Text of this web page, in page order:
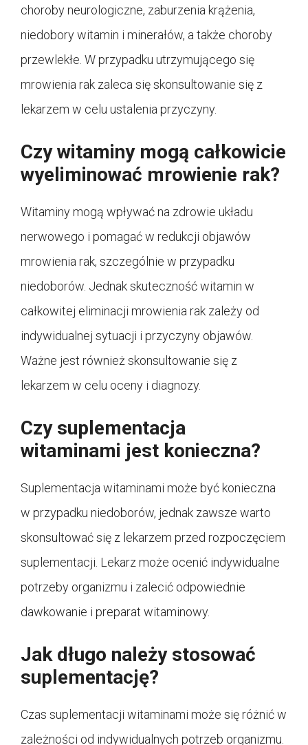
choroby neurologiczne, zaburzenia krążenia,
niedobory witamin i minerałów, a także choroby
przewlekłe. W przypadku utrzymującego się
mrowienia rak zaleca się skonsultowanie się z
lekarzem w celu ustalenia przyczyny.
Czy witaminy mogą całkowicie
wyeliminować mrowienie rak?
Witaminy mogą wpływać na zdrowie układu
nerwowego i pomagać w redukcji objawów
mrowienia rak, szczególnie w przypadku
niedoborów. Jednak skuteczność witamin w
całkowitej eliminacji mrowienia rak zależy od
indywidualnej sytuacji i przyczyny objawów.
Ważne jest również skonsultowanie się z
lekarzem w celu oceny i diagnozy.
Czy suplementacja
witaminami jest konieczna?
Suplementacja witaminami może być konieczna
w przypadku niedoborów, jednak zawsze warto
skonsultować się z lekarzem przed rozpoczęciem
suplementacji. Lekarz może ocenić indywidualne
potrzeby organizmu i zalecić odpowiednie
dawkowanie i preparat witaminowy.
Jak długo należy stosować
suplementację?
Czas suplementacji witaminami może się różnić w
zależności od indywidualnych potrzeb organizmu.